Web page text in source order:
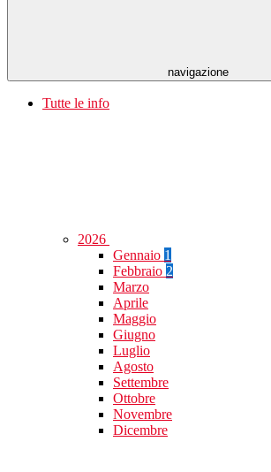
navigazione
Tutte le info
2026
Gennaio 1
Febbraio 2
Marzo
Aprile
Maggio
Giugno
Luglio
Agosto
Settembre
Ottobre
Novembre
Dicembre